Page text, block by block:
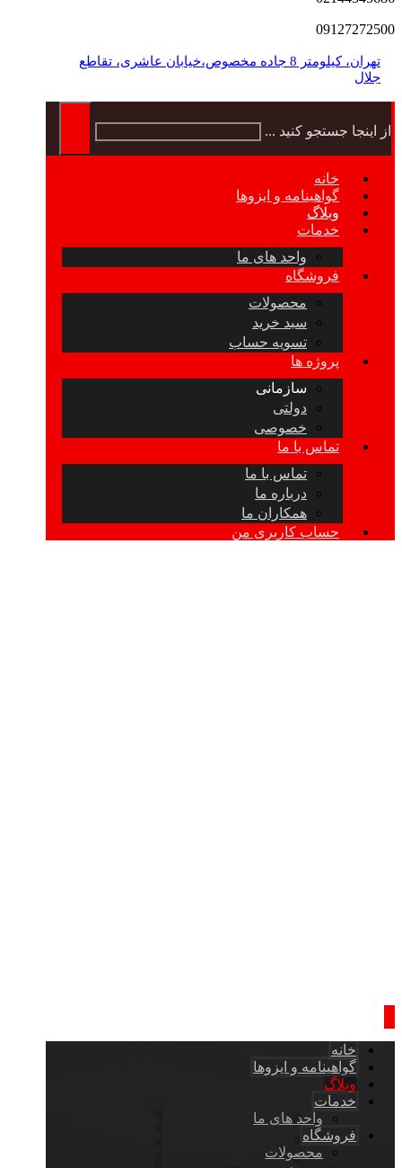
09127272500
تهران، کیلومتر 8 جاده مخصوص،خیابان عاشری، تقاطع
جلال
از اینجا جستجو کنید ...
خانه
گواهینامه و ایزوها
وبلاگ
خدمات
واحد های ما
فروشگاه
محصولات
سبد خرید
تسویه حساب
پروژه ها
سازمانی
دولتی
خصوصی
تماس با ما
تماس با ما
درباره ما
همکاران ما
حساب کاربری من
خانه
گواهینامه و ایزوها
وبلاگ
خدمات
واحد های ما
فروشگاه
محصولات